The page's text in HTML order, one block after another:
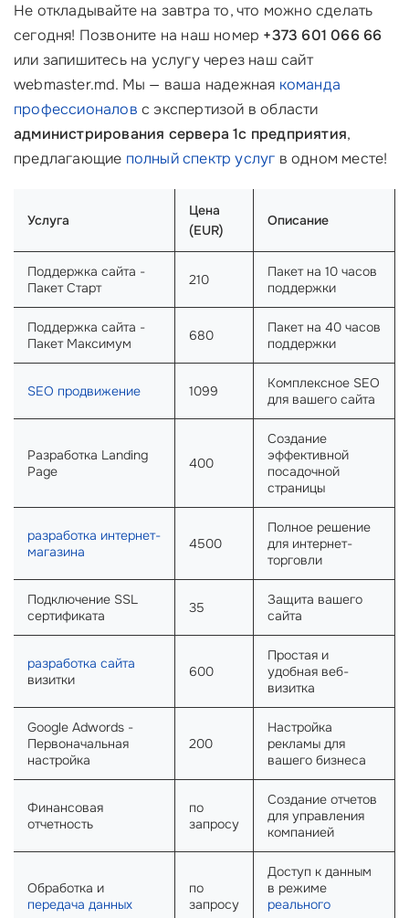
Не откладывайте на завтра то, что можно сделать
сегодня! Позвоните на наш номер +373 601 066 66
или запишитесь на услугу через наш сайт
webmaster.md. Мы — ваша надежная команда
профессионалов с экспертизой в области
администрирования сервера 1с предприятия,
предлагающие полный спектр услуг в одном месте!
Услуга
Цена
(EUR)
Описание
Поддержка сайта -
Пакет Старт
210
Пакет на 10 часов
поддержки
Поддержка сайта -
Пакет Максимум
680
Пакет на 40 часов
поддержки
SEO продвижение 1099
Комплексное SEO
для вашего сайта
Разработка Landing
Page
400
Создание
эффективной
посадочной
страницы
разработка интернет-
магазина
4500
Полное решение
для интернет-
торговли
Подключение SSL
сертификата
35
Защита вашего
сайта
разработка сайта
визитки
600
Простая и
удобная веб-
визитка
Google Adwords -
Первоначальная
настройка
200
Настройка
рекламы для
вашего бизнеса
Финансовая
отчетность
по
запросу
Создание отчетов
для управления
компанией
Обработка и
передача данных
по
запросу
Доступ к данным
в режиме
реального